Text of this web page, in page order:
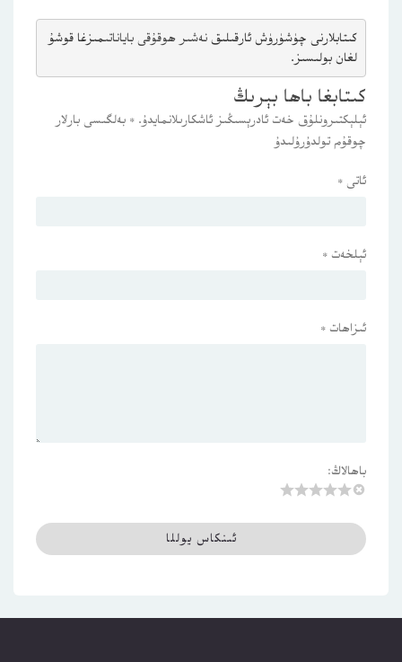
كىتابلارنى چۈشۈرۈش ئارقىلىق نەشىر ھوقۇقى باياناتىمىزغا قوشۇ
لغان بولىسىز.
كىتابغا باھا بېرىڭ
ئېلېكتىرونلۇق خەت ئادرېسىڭىز ئاشكارىلانمايدۇ. * بەلگىسى بارلار
چوقۇم تولدۇرۇلىدۇ
ئاتى *
ئېلخەت *
ئىزاھات *
باھالاڭ: